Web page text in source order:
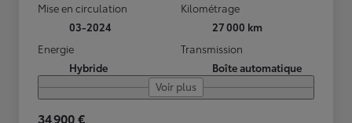
Mise en circulation
03-2024
Kilométrage
27 000 km
Energie
Hybride
Transmission
Boîte automatique
Voir plus
34 900 €